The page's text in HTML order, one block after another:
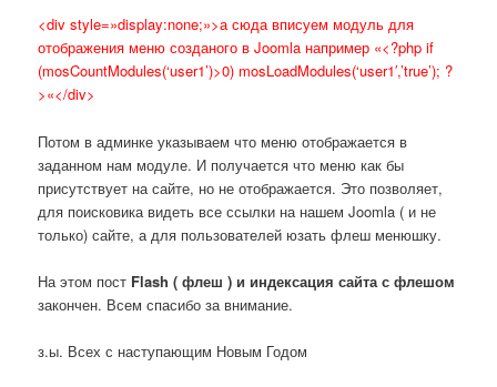
<div style=»display:none;»>а сюда вписуем модуль для
отображения меню созданого в Joomla например «<?php if
(mosCountModules(‘user1’)>0) mosLoadModules(‘user1′,’true’); ?
>«</div>
Потом в админке указываем что меню отображается в
заданном нам модуле. И получается что меню как бы
присутствует на сайте, но не отображается. Это позволяет,
для поисковика видеть все ссылки на нашем Joomla ( и не
только) сайте, а для пользователей юзать флеш менюшку.
На этом пост Flash ( флеш ) и индексация сайта с флешом
закончен. Всем спасибо за внимание.
з.ы. Всех с наступающим Новым Годом